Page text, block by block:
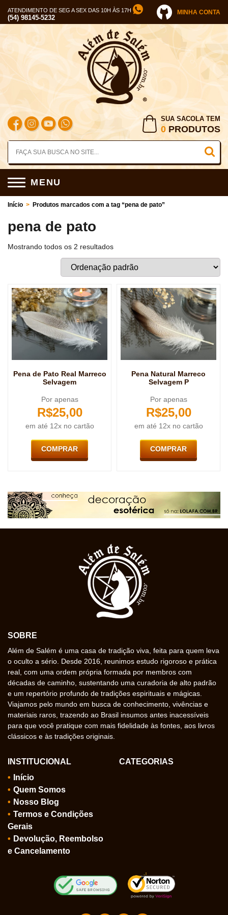
ATENDIMENTO DE SEG A SEX DAS 10H ÀS 17H
(54) 98145-5232
MINHA CONTA
SUA SACOLA TEM
0 PRODUTOS
MENU
Início > Produtos marcados com a tag “pena de pato”
pena de pato
Mostrando todos os 2 resultados
Pena de Pato Real Marreco
Selvagem
Por apenas
R$25,00
em até 12x no cartão
COMPRAR
Pena Natural Marreco
Selvagem P
Por apenas
R$25,00
em até 12x no cartão
COMPRAR
SOBRE
Além de Salém é uma casa de tradição viva, feita para quem leva
o oculto a sério. Desde 2016, reunimos estudo rigoroso e prática
real, com uma ordem própria formada por membros com
décadas de caminho, sustentando uma curadoria de alto padrão
e um repertório profundo de tradições espirituais e mágicas.
Viajamos pelo mundo em busca de conhecimento, vivências e
materiais raros, trazendo ao Brasil insumos antes inacessíveis
para que você pratique com mais fidelidade às fontes, aos livros
clássicos e às tradições originais.
INSTITUCIONAL
Início
Quem Somos
Nosso Blog
Termos e Condições
Gerais
Devolução, Reembolso
e Cancelamento
CATEGORIAS